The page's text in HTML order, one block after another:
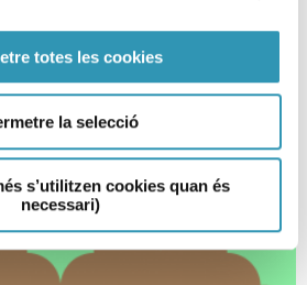
totes les cookies
la selecció
s’utilitzen cookies quan és
necessari)